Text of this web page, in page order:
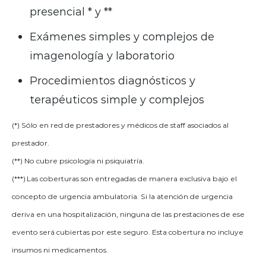
presencial * y **
Exámenes simples y complejos de
imagenología y laboratorio
Procedimientos diagnósticos y
terapéuticos simple y complejos
(*) Sólo en red de prestadores y médicos de staff asociados al
prestador.
(**) No cubre psicología ni psiquiatría.
(***) Las coberturas son entregadas de manera exclusiva bajo el
concepto de urgencia ambulatoria. Si la atención de urgencia
deriva en una hospitalización, ninguna de las prestaciones de ese
evento será cubiertas por este seguro. Esta cobertura no incluye
insumos ni medicamentos.